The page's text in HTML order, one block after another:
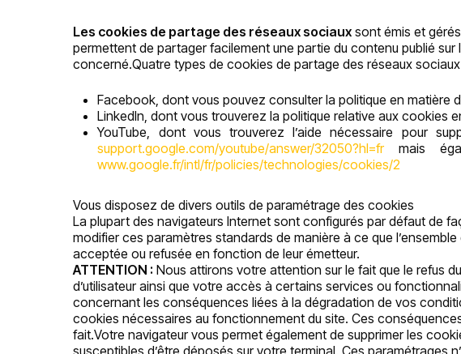
Les cookies de partage des réseaux sociaux sont émis et
permettent de partager facilement une partie du contenu publié
concerné.Quatre types de cookies de partage des réseaux
Facebook, dont vous pouvez consulter la politique en matière
LinkedIn, dont vous trouverez la politique relative aux cookies
YouTube, dont vous trouverez l’aide nécessaire pour
support.google.com/youtube/answer/32050?hl=frmais
www.google.fr/intl/fr/policies/technologies/cookies/2
Vous disposez de divers outils de paramétrage des cookies
La plupart des navigateurs Internet sont configurés par défaut de
modifier ces paramètres standards de manière à ce que
acceptée ou refusée en fonction de leur émetteur.
ATTENTION : Nous attirons votre attention sur le fait que le refus
d’utilisateur ainsi que votre accès à certains services ou
concernant les conséquences liées à la dégradation de vos
cookies nécessaires au fonctionnement du site. Ces
fait.Votre navigateur vous permet également de supprimer les
susceptibles d’être déposés sur votre terminal. Ces